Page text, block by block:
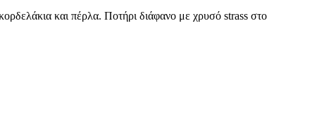
και πέρλα. Ποτήρι διάφανο με χρυσό strass στο